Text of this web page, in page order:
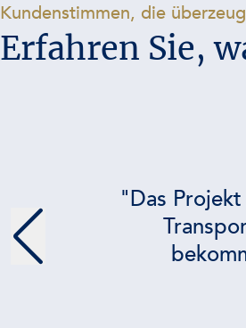
Kundenstimmen, die
Erfahren Sie,
"Das